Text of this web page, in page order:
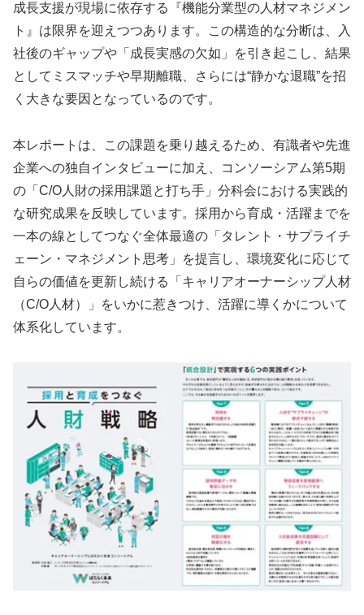
成長支援が現場に依存する『機能分業型の人材マネジメン
ト』は限界を迎えつつあります。この構造的な分断は、入
社後のギャップや「成長実感の欠如」を引き起こし、結果
としてミスマッチや早期離職、さらには“静かな退職”を招
く大きな要因となっているのです。
本レポートは、この課題を乗り越えるため、有識者や先進
企業への独自インタビューに加え、コンソーシアム第5期
の「C/O人財の採用課題と打ち手」分科会における実践的
な研究成果を反映しています。採用から育成・活躍までを
一本の線としてつなぐ全体最適の「タレント・サプライチ
ェーン・マネジメント思考」を提言し、環境変化に応じて
自らの価値を更新し続ける「キャリアオーナーシップ人材
（C/O人材）」をいかに惹きつけ、活躍に導くかについて
体系化しています。